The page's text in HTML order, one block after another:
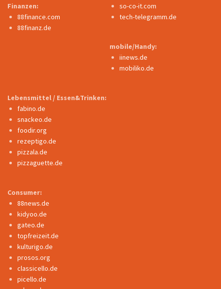
Finanzen:
88finance.com
88finanz.de
so-co-it.com
tech-telegramm.de
mobile/Handy:
iinews.de
mobiliko.de
Lebensmittel / Essen&Trinken:
fabino.de
snackeo.de
foodir.org
rezeptigo.de
pizzala.de
pizzaguette.de
Consumer:
88news.de
kidyoo.de
gateo.de
topfreizeit.de
kulturigo.de
prosos.org
classicello.de
picello.de